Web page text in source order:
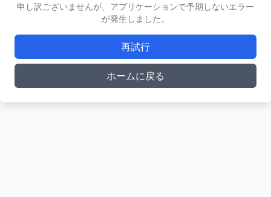
申し訳ございませんが、アプリケーションで予期しないエラー
が発生しました。
再試行
ホームに戻る